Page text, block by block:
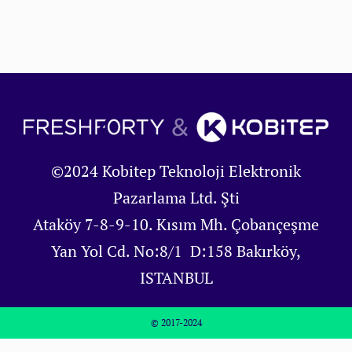
©2024 Kobitep Teknoloji Elektronik
Pazarlama Ltd. Şti
Ataköy 7-8-9-10. Kısım Mh. Çobançeşme
Yan Yol Cd. No:8/1 D:158 Bakırköy,
ISTANBUL
© 2017-2024